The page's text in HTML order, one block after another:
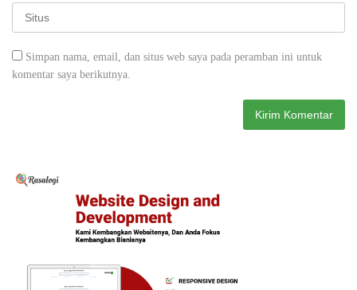
Simpan nama, email, dan situs web saya pada peramban ini untuk
komentar saya berikutnya.